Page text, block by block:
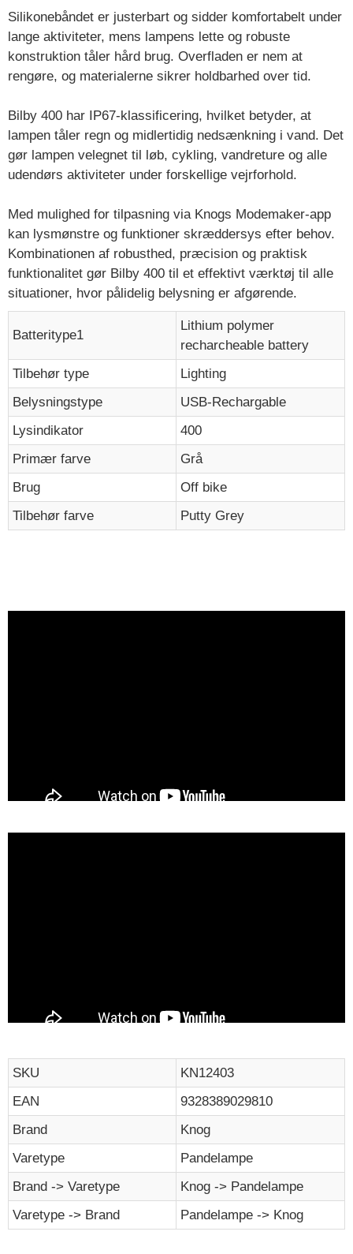
Silikonebåndet er justerbart og sidder komfortabelt under
lange aktiviteter, mens lampens lette og robuste
konstruktion tåler hård brug. Overfladen er nem at
rengøre, og materialerne sikrer holdbarhed over tid.
Bilby 400 har IP67-klassificering, hvilket betyder, at
lampen tåler regn og midlertidig nedsænkning i vand. Det
gør lampen velegnet til løb, cykling, vandreture og alle
udendørs aktiviteter under forskellige vejrforhold.
Med mulighed for tilpasning via Knogs Modemaker-app
kan lysmønstre og funktioner skræddersys efter behov.
Kombinationen af robusthed, præcision og praktisk
funktionalitet gør Bilby 400 til et effektivt værktøj til alle
situationer, hvor pålidelig belysning er afgørende.
Batteritype1
Lithium polymer
recharcheable battery
Tilbehør type
Lighting
Belysningstype
USB-Rechargable
Lysindikator
400
Primær farve
Grå
Brug
Off bike
Tilbehør farve
Putty Grey
SKU
KN12403
EAN
9328389029810
Brand
Knog
Varetype
Pandelampe
Brand -> Varetype
Knog -> Pandelampe
Varetype -> Brand
Pandelampe -> Knog